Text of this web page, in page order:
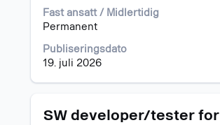
43
jobber
i
Fast ansatt / Midlertidig
Permanent
Publiseringsdato
19. juli 2026
det
fullstendige
i
jobbinformasjonen.
Tittel
SW developer/tester for
Velg